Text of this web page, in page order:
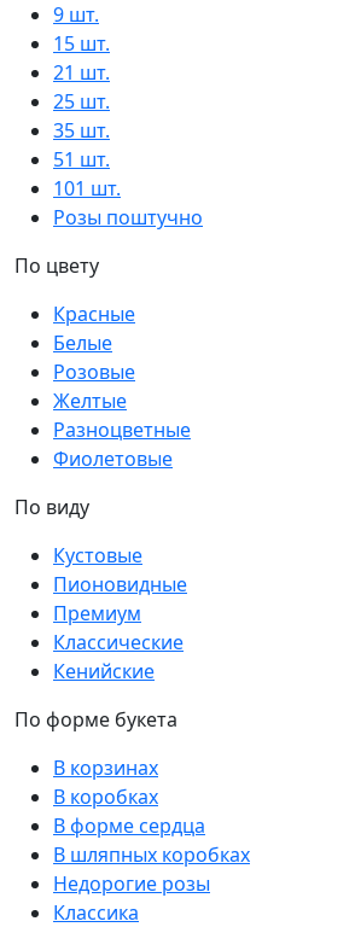
9 шт.
15 шт.
21 шт.
25 шт.
35 шт.
51 шт.
101 шт.
Розы поштучно
По цвету
Красные
Белые
Розовые
Желтые
Разноцветные
Фиолетовые
По виду
Кустовые
Пионовидные
Премиум
Классические
Кенийские
По форме букета
В корзинах
В коробках
В форме сердца
В шляпных коробках
Недорогие розы
Классика